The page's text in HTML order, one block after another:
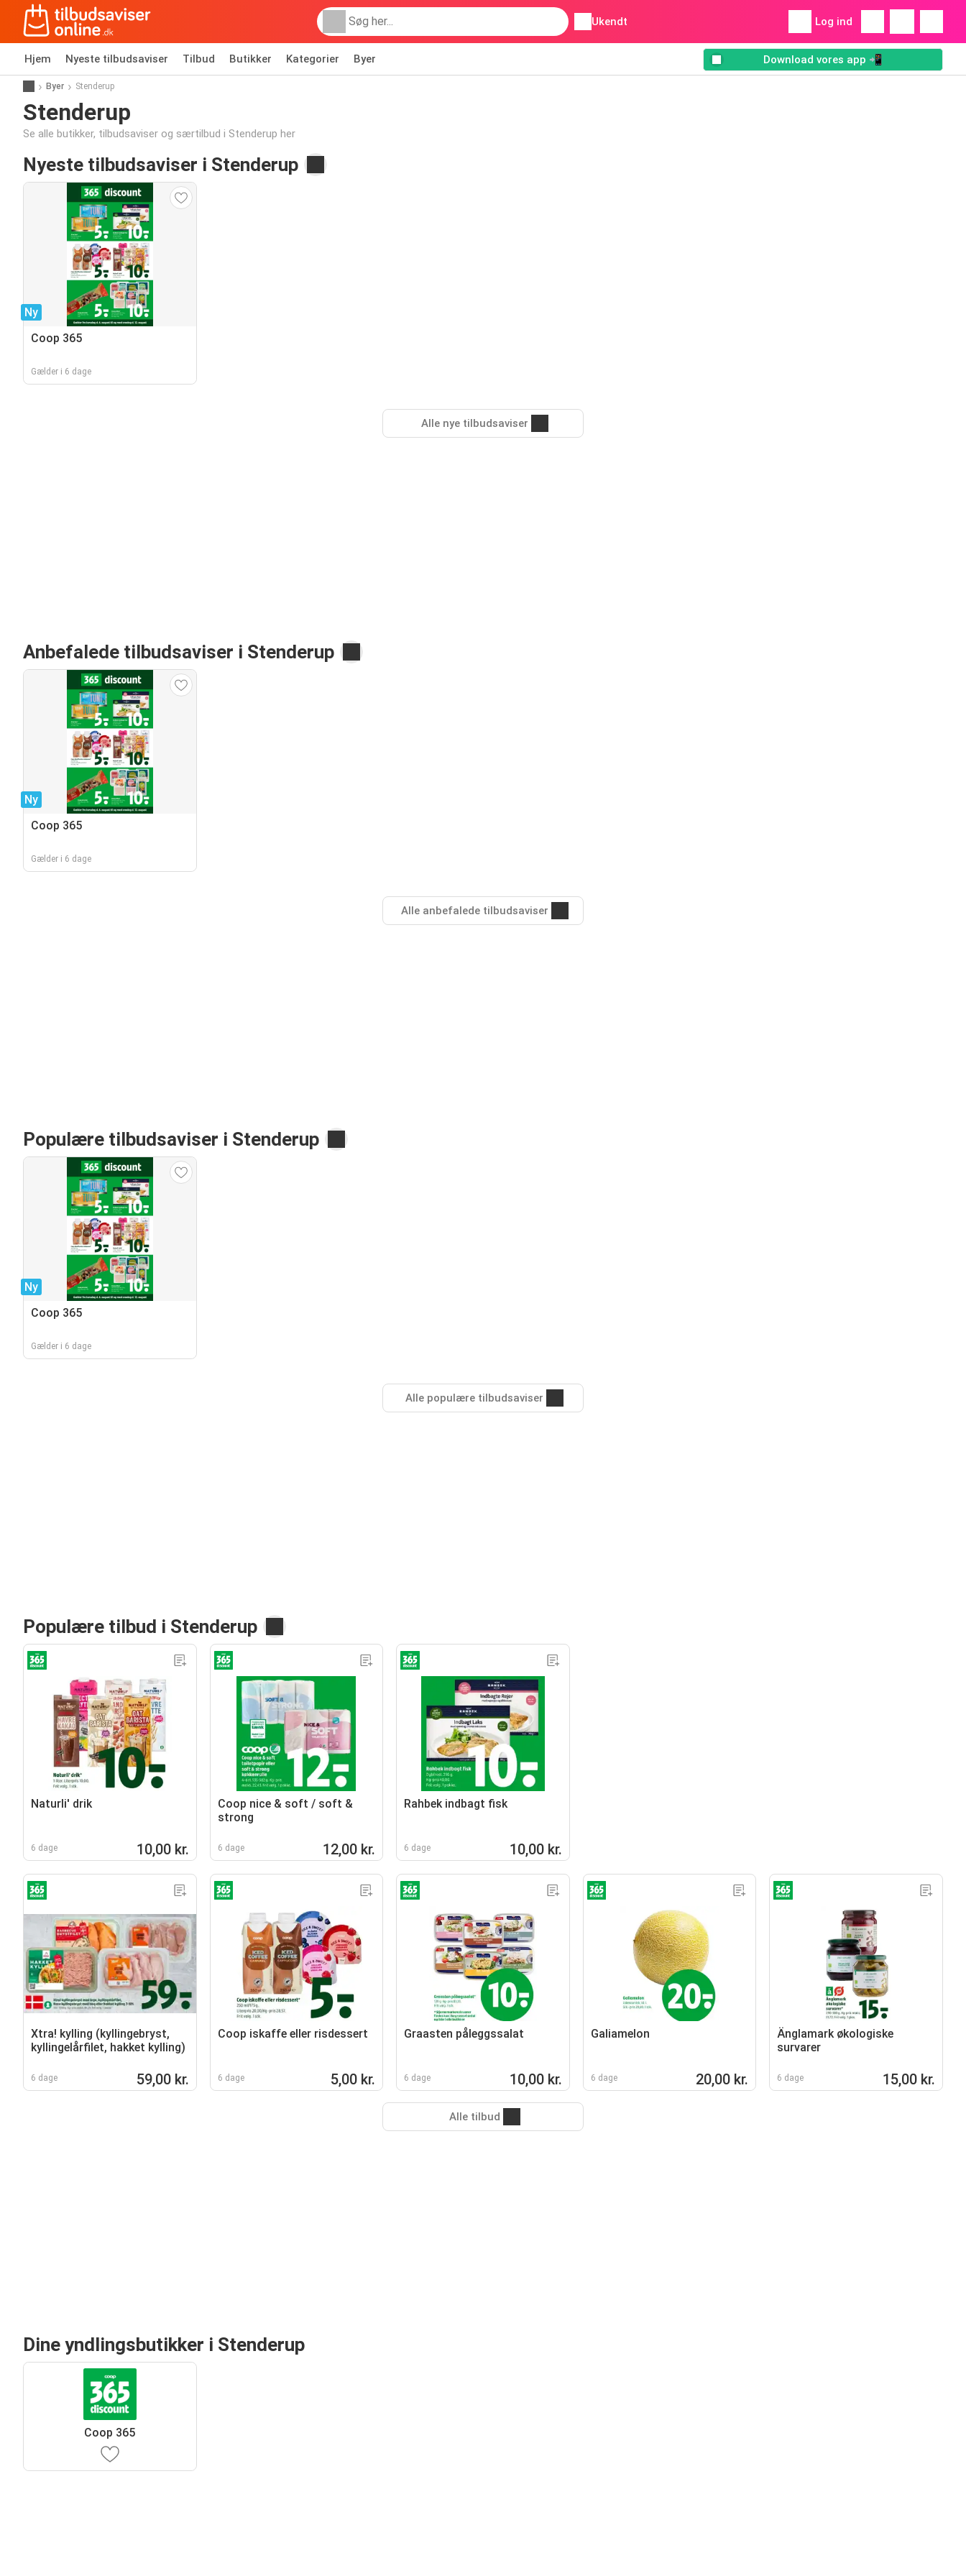
Ukendt Log ind
Hjem Nyeste tilbudsaviser Tilbud Butikker Kategorier Byer Download vores app 📲
Byer Stenderup
Stenderup
Se alle butikker, tilbudsaviser og særtilbud i Stenderup her
Nyeste tilbudsaviser i Stenderup
Ny
Coop 365
Gælder i 6 dage
Alle nye tilbudsaviser
Anbefalede tilbudsaviser i Stenderup
Ny
Coop 365
Gælder i 6 dage
Alle anbefalede tilbudsaviser
Populære tilbudsaviser i Stenderup
Ny
Coop 365
Gælder i 6 dage
Alle populære tilbudsaviser
Populære tilbud i Stenderup
Naturli' drik
6 dage 10,00 kr.
Coop nice & soft / soft &
strong
6 dage 12,00 kr.
Rahbek indbagt fisk
6 dage 10,00 kr.
Xtra! kylling (kyllingebryst,
kyllingelårfilet, hakket kylling)
6 dage 59,00 kr.
Coop iskaffe eller risdessert
6 dage 5,00 kr.
Graasten påleggssalat
6 dage 10,00 kr.
Galiamelon
6 dage 20,00 kr.
Änglamark økologiske
survarer
6 dage 15,00 kr.
Alle tilbud
Dine yndlingsbutikker i Stenderup
Coop 365